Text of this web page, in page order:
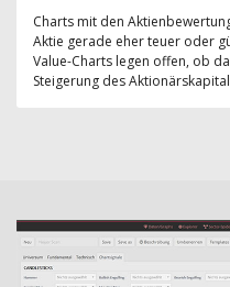
Charts mit den
Aktie gerade eher teuer oder
Value-Charts legen offen, ob
Steigerung des